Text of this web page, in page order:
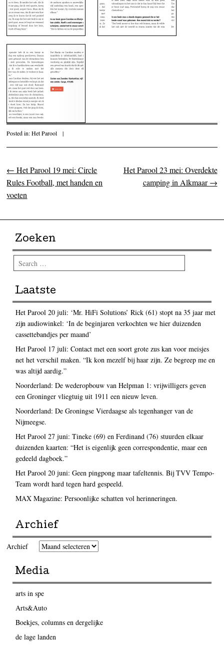
Posted in:Het Parool |
Post navigation
← Het Parool 19 mei: Circle
Rules Football, met handen en
voeten
Het Parool 23 mei: Overdekte
camping in Alkmaar→
Zoeken
Search
Laatste
Het Parool 20 juli: ‘Mr. HiFi Solutions’ Rick (61) stopt na 35 jaar met
zijn audiowinkel: ‘In de beginjaren verkochten we hier duizenden
cassettebandjes per maand’
Het Parool 17 juli: Contact met een soort grote zus kan voor meisjes
net het verschil maken. “Ik kon mezelf bij haar zijn. Ze begreep me en
was altijd aardig.”
Noorderland: De wederopbouw van Helpman 1: vrijwilligers geven
een Groninger vliegtuig uit 1911 een nieuw leven.
Noorderland: De Groningse Vierdaagse als tegenhanger van de
Nijmeegse.
Het Parool 27 juni: Tineke (69) en Ferdinand (76) stuurden elkaar
duizenden kaarten: “Het is eigenlijk geen correspondentie, maar een
gedeeld dagboek.”
Het Parool 20 juni: Geen pingpong maar tafeltennis. Bij TVV Tempo-
Team wordt hard tegen hard gespeeld.
MAX Magazine: Persoonlijke schatten vol herinneringen.
Archief
Archief
Media
arts in spe
Arts&Auto
Boekjes, columns en dergelijke
de lage landen